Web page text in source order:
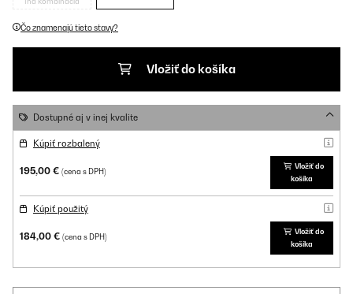
Čo znamenajú tieto stavy?
Vložiť do košíka
Dostupné aj v inej kvalite
Kúpiť rozbalený
195,00 € (cena s DPH)
Vložiť do
košíka
Kúpiť použitý
184,00 € (cena s DPH)
Vložiť do
košíka